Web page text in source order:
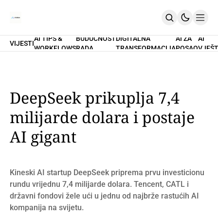
Home
PRETPLATI SE
VIJESTI
AI TIPS &
WORKFLOWS
BUDUĆNOST
RADA
DIGITALNA
TRANSFORMACIJA
AI ZA
POSAO
AI
DeepSeek prikuplja 7,4
milijarde dolara i postaje
AI gigant
Kineski AI startup DeepSeek priprema prvu investicionu
rundu vrijednu 7,4 milijarde dolara. Tencent, CATL i
državni fondovi žele ući u jednu od najbrže rastućih AI
kompanija na svijetu.